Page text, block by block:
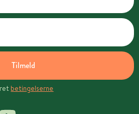
Tilmeld
betingelserne